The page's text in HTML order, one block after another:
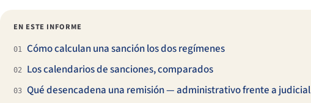
EN ESTE INFORME
01 Cómo calculan una sanción los dos regímenes
02 Los calendarios de sanciones, comparados
03 Qué desencadena una remisión — administrativo frente a judicial